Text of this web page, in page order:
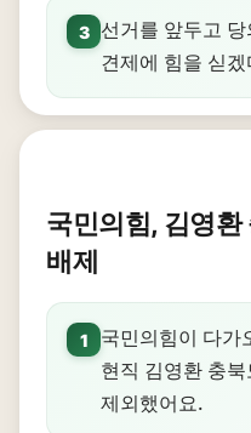
3 선거를 앞두고
견제에 힘을 싣
국민의힘, 김영환
배제
1
국민의힘이 다가
현직 김영환 충
제외했어요.